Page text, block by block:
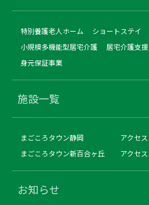
特別養護老人ホーム ショートステイ
小規模多機能型居宅介護
居宅介護支援
身元保証事業
施設一覧
まごころタウン静岡
アクセス
まごころタウン新百合ヶ丘
アクセス
お知らせ